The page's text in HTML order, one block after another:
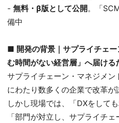
- 無料・β版として公開。「
備中
■ 開発の背景｜サプライチェ
む時間がない経営層」へ届ける
サプライチェーン・マネジメ
にわたり数多くの企業で改革が
しかし現場では、「DXをして
「部門が対立し、サプライチ